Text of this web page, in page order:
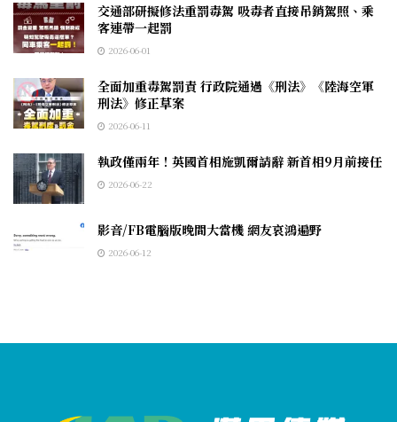
交通部研擬修法重罰毒駕 吸毒者直接吊銷駕照、乘
客連帶一起罰
2026-06-01
全面加重毒駕罰責 行政院通過《刑法》《陸海空軍
刑法》修正草案
2026-06-11
執政僅兩年！英國首相施凱爾請辭 新首相9月前接任
2026-06-22
影音/FB電腦版晚間大當機 網友哀鴻遍野
2026-06-12